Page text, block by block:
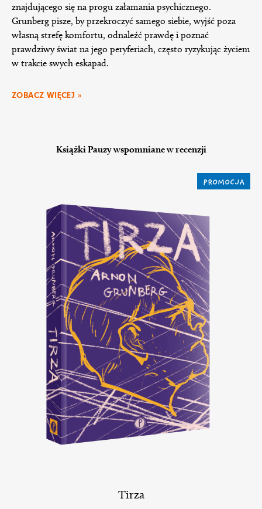
znajdującego się na progu załamania psychicznego.
Grunberg pisze, by przekroczyć samego siebie, wyjść poza
własną strefę komfortu, odnaleźć prawdę i poznać
prawdziwy świat na jego peryferiach, często ryzykując życiem
w trakcie swych eskapad.
ZOBACZ WIĘCEJ »
Książki Pauzy wspomniane w recenzji
PROMOCJA
Tirza